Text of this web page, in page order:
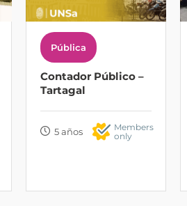
Pública
Contador Público –
Tartagal
5 años
Members
only